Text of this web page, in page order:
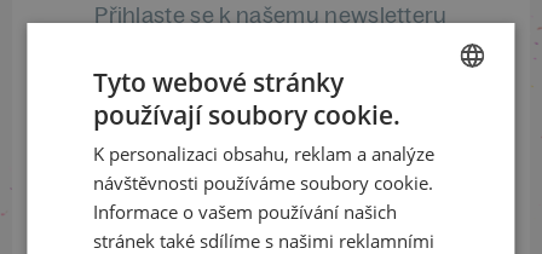
Přihlaste se k našemu newsletteru
ODEBÍRAT NEWSLETTER
Sledujte nás na sociálních sítích
ENGLISH
Tyto webové stránky
používají soubory cookie.
K personalizaci obsahu, reklam a analýze
návštěvnosti používáme soubory cookie.
Informace o vašem používání našich
stránek také sdílíme s našimi reklamními